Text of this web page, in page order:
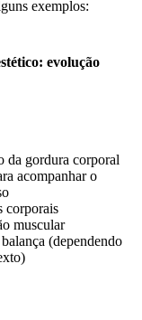
exemplos:
evolução
da gordura corporal
acompanhar o
corporais
muscular
(dependendo